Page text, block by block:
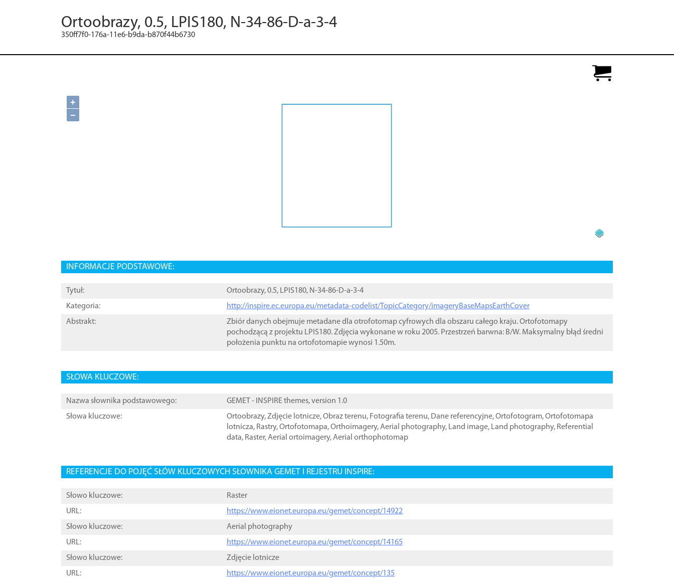
Ortoobrazy, 0.5, LPIS180, N-34-86-D-a-3-4
350ff7f0-176a-11e6-b9da-b870f44b6730
+
−
INFORMACJE PODSTAWOWE:
Tytuł:
Ortoobrazy, 0.5, LPIS180, N-34-86-D-a-3-4
Kategoria:
http://inspire.ec.europa.eu/metadata-codelist/TopicCategory/imageryBaseMapsEarthCover
Abstrakt:
Zbiór danych obejmuje metadane dla otrofotomap cyfrowych dla obszaru całego kraju. Ortofotomapy
pochodzącą z projektu LPIS180. Zdjęcia wykonane w roku 2005. Przestrzeń barwna: B/W. Maksymalny błąd średni
położenia punktu na ortofotomapie wynosi 1.50m.
SŁOWA KLUCZOWE:
Nazwa słownika podstawowego:
GEMET - INSPIRE themes, version 1.0
Słowa kluczowe:
Ortoobrazy,Zdjęcie lotnicze,Obraz terenu, Fotografia terenu, Dane referencyjne,Ortofotogram,Ortofotomapa
lotnicza, Rastry,Ortofotomapa,Orthoimagery,Aerial photography, Land image, Land photography, Referential
data, Raster,Aerial ortoimagery,Aerial orthophotomap
REFERENCJE DO POJĘĆ SŁÓW KLUCZOWYCH SŁOWNIKA GEMET I REJESTRU INSPIRE:
Słowo kluczowe:
Raster
URL:
https://www.eionet.europa.eu/gemet/concept/14922
Słowo kluczowe:
Aerial photography
URL:
https://www.eionet.europa.eu/gemet/concept/14165
Słowo kluczowe:
Zdjęcie lotnicze
URL:
https://www.eionet.europa.eu/gemet/concept/135